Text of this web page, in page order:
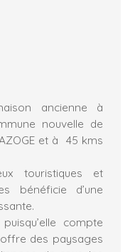
ancienne à
nouvelle de
et à 45 kms
touristiques et
bénéficie d’une
compte
des paysages